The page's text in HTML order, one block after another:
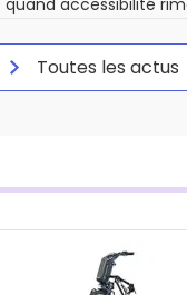
quand accessibilité
Toutes les actus